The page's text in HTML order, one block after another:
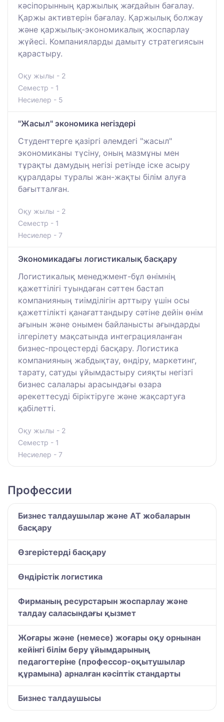
кәсіпорынның қаржылық жағдайын бағалау.
Қаржы активтерін бағалау. Қаржылық болжау
және қаржылық-экономикалық жоспарлау
жүйесі. Компанияларды дамыту стратегиясын
қарастыру.
Оқу жылы - 2
Семестр - 1
Несиелер - 5
"Жасыл" экономика негіздері
Cтуденттерге қазіргі әлемдегі "жасыл"
экономиканы түсіну, оның мазмұны мен
тұрақты дамудың негізі ретінде іске асыру
құралдары туралы жан-жақты білім алуға
бағытталған.
Оқу жылы - 2
Семестр - 1
Несиелер - 7
Экономикадағы логистикалық басқару
Логистикалық менеджмент-бұл өнімнің
қажеттілігі туындаған сәттен бастап
компанияның тиімділігін арттыру үшін осы
қажеттілікті қанағаттандыру сәтіне дейін өнім
ағынын және онымен байланысты ағындарды
ілгерілету мақсатында интеграцияланған
бизнес-процестерді басқару. Логистика
компанияның жабдықтау, өндіру, маркетинг,
тарату, сатуды ұйымдастыру сияқты негізгі
бизнес салалары арасындағы өзара
әрекеттесуді біріктіруге және жақсартуға
қабілетті.
Оқу жылы - 2
Семестр - 1
Несиелер - 7
Профессии
Бизнес талдаушылар және АТ жобаларын
басқару
Өзгерістерді басқару
Өндірістік логистика
Фирманың ресурстарын жоспарлау және
талдау саласындағы қызмет
Жоғары және (немесе) жоғары оқу орнынан
кейінгі білім беру ұйымдарының
педагогтеріне (профессор-оқытушылар
құрамына) арналған кәсіптік стандарты
Бизнес талдаушысы